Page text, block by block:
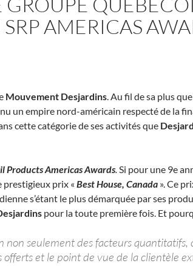
AMERICAS
Mouvement Desjardins. Au fil de sa plus
un empire nord-américain respecté de la
cette catégorie de ses activités que
Products Americas Awards.Si pour une 9e
prestigieux prix « Best House, Canada ». Ce
s’étant le plus démarquée par ses
pour la toute première fois. Et
non seulement des facteurs
et le point de vue de la clientèle